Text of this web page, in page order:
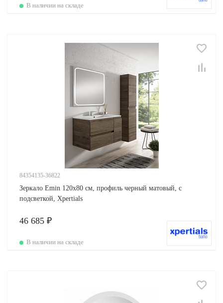
В наличии на складе
84354135-36822
Зеркало Emin 120х80 см, профиль черный матовый, с
подсветкой, Xpertials
46 685 ₽
В наличии на складе